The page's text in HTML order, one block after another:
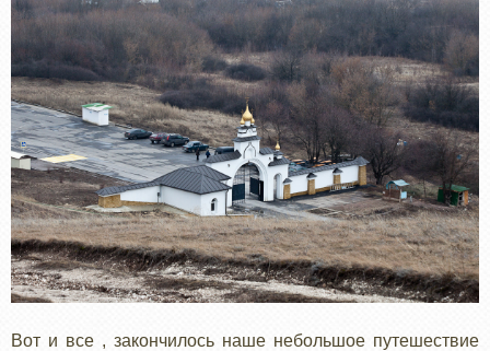
Вот и все , закончилось наше небольшое путешествие